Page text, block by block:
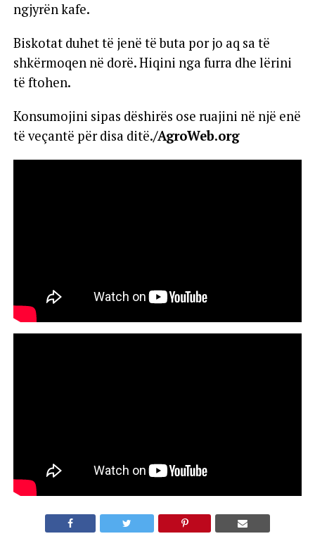
ngjyrën kafe.
Biskotat duhet të jenë të buta por jo aq sa të
shkërmoqen në dorë. Hiqini nga furra dhe lërini
të ftohen.
Konsumojini sipas dëshirës ose ruajini në një enë
të veçantë për disa ditë./AgroWeb.org